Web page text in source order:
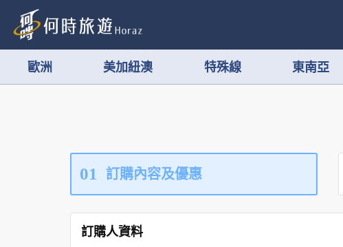
歐洲 美加紐澳 特殊線 東南亞
01 訂購內容及優惠
訂購人資料